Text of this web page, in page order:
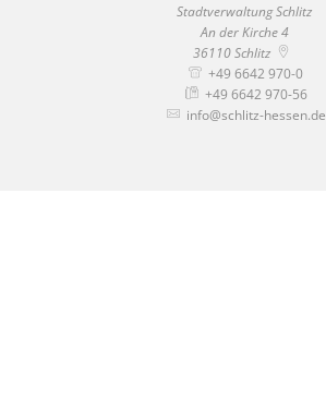
Stadtverwaltung Schlitz
An der Kirche 4
36110 Schlitz
+49 6642 970-0
+49 6642 970-56
info@schlitz-hessen.de